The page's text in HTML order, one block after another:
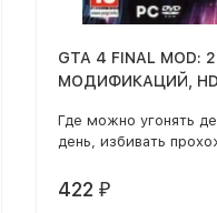
GTA 4 FINAL
МОДИФИКАЦИЙ,
ТАЧКИ, ОРУЖИЕ,
СМЕНА ПОГОДЫ,
Где можно угонять
день, избивать
на продаже
422₽